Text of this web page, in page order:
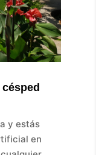
y estás
en